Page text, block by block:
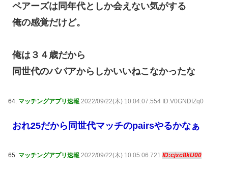
ペアーズは同年代としか会えない気がする
俺の感覚だけど。
俺は３４歳だから
同世代のババアからしかいいねこなかったな
64: マッチングアプリ速報 2022/09/22(木) 10:04:07.554 ID:V0GNDfZq0
おれ25だから同世代マッチのpairsやるかなぁ
65: マッチングアプリ速報 2022/09/22(木) 10:05:06.721 ID:cjxc8kU00